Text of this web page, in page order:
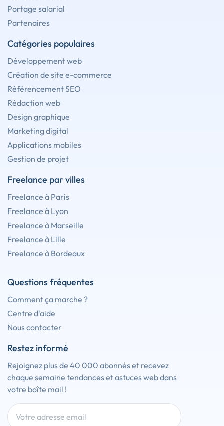
Portage salarial
Partenaires
Catégories populaires
Développement web
Création de site e-commerce
Référencement SEO
Rédaction web
Design graphique
Marketing digital
Applications mobiles
Gestion de projet
Freelance par villes
Freelance à Paris
Freelance à Lyon
Freelance à Marseille
Freelance à Lille
Freelance à Bordeaux
Questions fréquentes
Comment ça marche ?
Centre d'aide
Nous contacter
Restez informé
Rejoignez plus de 40 000 abonnés et recevez
chaque semaine tendances et astuces web dans
votre boîte mail !